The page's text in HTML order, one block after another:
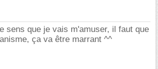
sens que je vais m'amuser, il faut que
ça va être marrant ^^